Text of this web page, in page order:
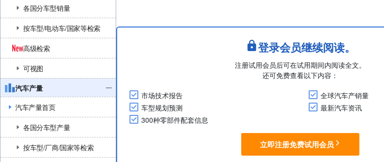
各国分车型销量
按车型/电动车/国家等检索
高级检索
可视图
汽车产量
汽车产量首页
各国分车型产量
按车型/厂商/国家等检索
登录会员继续阅读。
注册试用会员后可在试用期间内阅读全文。
还可免费查看以下内容：
市场技术报告
全球汽车产销量
车型规划预测
最新汽车资讯
300种零部件配套信息
立即注册免费试用会员